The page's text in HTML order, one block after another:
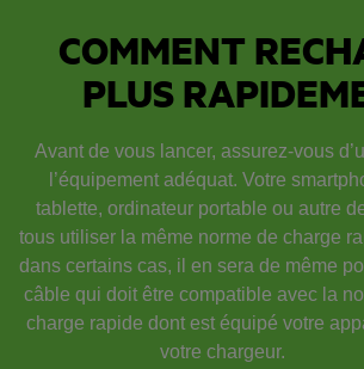
COMMENT
PLUS
Avant de vous lancer, assurez-vous
l’équipement adéquat. Votre
tablette, ordinateur portable ou autre
tous utiliser la même norme de charge
dans certains cas, il en sera de même
câble qui doit être compatible avec la
charge rapide dont est équipé votre
votre chargeur.